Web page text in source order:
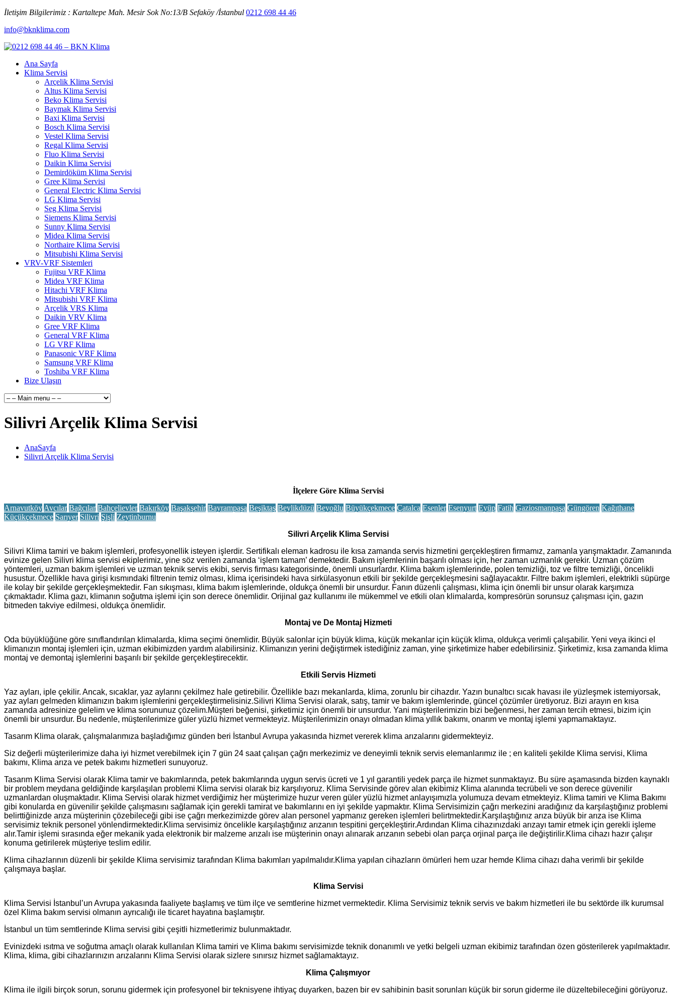
İletişim Bilgilerimiz : Kartaltepe Mah. Mesir Sok No:13/B Sefaköy /İstanbul 0212 698 44 46
info@bknklima.com
Ana Sayfa
Klima Servisi
Arçelik Klima Servisi
Altus Klima Servisi
Beko Klima Servisi
Baymak Klima Servisi
Baxi Klima Servisi
Bosch Klima Servisi
Vestel Klima Servisi
Regal Klima Servisi
Fluo Klima Servisi
Daikin Klima Servisi
Demirdöküm Klima Servisi
Gree Klima Servisi
General Electric Klima Servisi
LG Klima Servisi
Seg Klima Servisi
Siemens Klima Servisi
Sunny Klima Servisi
Midea Klima Servisi
Northaire Klima Servisi
Mitsubishi Klima Servisi
VRV-VRF Sistemleri
Fujitsu VRF Klima
Midea VRF Klima
Hitachi VRF Klima
Mitsubishi VRF Klima
Arçelik VRS Klima
Daikin VRV Klima
Gree VRF Klima
General VRF Klima
LG VRF Klima
Panasonic VRF Klima
Samsung VRF Klima
Toshiba VRF Klima
Bize Ulaşın
Silivri Arçelik Klima Servisi
AnaSayfa
Silivri Arçelik Klima Servisi
İlçelere Göre Klima Servisi
Arnavutköy Avcılar Bağcılar Bahçelievler Bakırköy Başakşehir Bayrampaşa Beşiktaş Beylikdüzü Beyoğlu Büyükçekmece Çatalca Esenler Esenyurt Eyüp Fatih Gaziosmanpaşa Güngören Kağıthane
Küçükçekmece Sarıyer Silivri Şişli Zeytinburnu
Silivri Arçelik Klima Servisi
Silivri Klima tamiri ve bakım işlemleri, profesyonellik isteyen işlerdir. Sertifikalı eleman kadrosu ile kısa zamanda servis hizmetini gerçekleştiren firmamız, zamanla yarışmaktadır. Zamanında
evinize gelen Silivri klima servisi ekiplerimiz, yine söz verilen zamanda ‘işlem tamam’ demektedir. Bakım işlemlerinin başarılı olması için, her zaman uzmanlık gerekir. Uzman çözüm
yöntemleri, uzman bakım işlemleri ve uzman teknik servis ekibi, servis firması kategorisinde, önemli unsurlardır. Klima bakım işlemlerinde, polen temizliği, toz ve filtre temizliği, öncelikli
husustur. Özellikle hava girişi kısmındaki filtrenin temiz olması, klima içerisindeki hava sirkülasyonun etkili bir şekilde gerçekleşmesini sağlayacaktır. Filtre bakım işlemleri, elektrikli süpürge
ile kolay bir şekilde gerçekleşmektedir. Fan sıkışması, klima bakım işlemlerinde, oldukça önemli bir unsurdur. Fanın düzenli çalışması, klima için önemli bir unsur olarak karşımıza
çıkmaktadır. Klima gazı, klimanın soğutma işlemi için son derece önemlidir. Orijinal gaz kullanımı ile mükemmel ve etkili olan klimalarda, kompresörün sorunsuz çalışması için, gazın
bitmeden takviye edilmesi, oldukça önemlidir.
Montaj ve De Montaj Hizmeti
Oda büyüklüğüne göre sınıflandırılan klimalarda, klima seçimi önemlidir. Büyük salonlar için büyük klima, küçük mekanlar için küçük klima, oldukça verimli çalışabilir. Yeni veya ikinci el
klimanızın montaj işlemleri için, uzman ekibimizden yardım alabilirsiniz. Klimanızın yerini değiştirmek istediğiniz zaman, yine şirketimize haber edebilirsiniz. Şirketimiz, kısa zamanda klima
montaj ve demontaj işlemlerini başarılı bir şekilde gerçekleştirecektir.
Etkili Servis Hizmeti
Yaz ayları, iple çekilir. Ancak, sıcaklar, yaz aylarını çekilmez hale getirebilir. Özellikle bazı mekanlarda, klima, zorunlu bir cihazdır. Yazın bunaltıcı sıcak havası ile yüzleşmek istemiyorsak,
yaz ayları gelmeden klimanızın bakım işlemlerini gerçekleştirmelisiniz.Silivri Klima Servisi olarak, satış, tamir ve bakım işlemlerinde, güncel çözümler üretiyoruz. Bizi arayın en kısa
zamanda adresinize gelelim ve klima sorununuz çözelim.Müşteri beğenisi, şirketimiz için önemli bir unsurdur. Yani müşterilerimizin bizi beğenmesi, her zaman tercih etmesi, bizim için
önemli bir unsurdur. Bu nedenle, müşterilerimize güler yüzlü hizmet vermekteyiz. Müşterilerimizin onayı olmadan klima yıllık bakımı, onarım ve montaj işlemi yapmamaktayız.
Tasarım Klima olarak, çalışmalarımıza başladığımız günden beri İstanbul Avrupa yakasında hizmet vererek klima arızalarını gidermekteyiz.
Siz değerli müşterilerimize daha iyi hizmet verebilmek için 7 gün 24 saat çalışan çağrı merkezimiz ve deneyimli teknik servis elemanlarımız ile ; en kaliteli şekilde Klima servisi, Klima
bakımı, Klima arıza ve petek bakımı hizmetleri sunuyoruz.
Tasarım Klima Servisi olarak Klima tamir ve bakımlarında, petek bakımlarında uygun servis ücreti ve 1 yıl garantili yedek parça ile hizmet sunmaktayız. Bu süre aşamasında bizden kaynaklı
bir problem meydana geldiğinde karşılaşılan problemi Klima servisi olarak biz karşılıyoruz. Klima Servisinde görev alan ekibimiz Klima alanında tecrübeli ve son derece güvenilir
uzmanlardan oluşmaktadır. Klima Servisi olarak hizmet verdiğimiz her müşterimize huzur veren güler yüzlü hizmet anlayışımızla yolumuza devam etmekteyiz. Klima tamiri ve Klima Bakımı
gibi konularda en güvenilir şekilde çalışmasını sağlamak için gerekli tamirat ve bakımlarını en iyi şekilde yapmaktır. Klima Servisimizin çağrı merkezini aradığınız da karşılaştığınız problemi
belirttiğinizde arıza müşterinin çözebileceği gibi ise çağrı merkezimizde görev alan personel yapmanız gereken işlemleri belirtmektedir.Karşılaştığınız arıza büyük bir arıza ise Klima
servisimiz teknik personel yönlendirmektedir.Klima servisimiz öncelikle karşılaştığınız arızanın tespitini gerçekleştirir.Ardından Klima cihazınızdaki arızayı tamir etmek için gerekli işleme
alır.Tamir işlemi sırasında eğer mekanik yada elektronik bir malzeme arızalı ise müşterinin onayı alınarak arızanın sebebi olan parça orjinal parça ile değiştirilir.Klima cihazı hazır çalışır
konuma getirilerek müşteriye teslim edilir.
Klima cihazlarının düzenli bir şekilde Klima servisimiz tarafından Klima bakımları yapılmalıdır.Klima yapılan cihazların ömürleri hem uzar hemde Klima cihazı daha verimli bir şekilde
çalışmaya başlar.
Klima Servisi
Klima Servisi İstanbul’un Avrupa yakasında faaliyete başlamış ve tüm ilçe ve semtlerine hizmet vermektedir. Klima Servisimiz teknik servis ve bakım hizmetleri ile bu sektörde ilk kurumsal
özel Klima bakım servisi olmanın ayrıcalığı ile ticaret hayatına başlamıştır.
İstanbul un tüm semtlerinde Klima servisi gibi çeşitli hizmetlerimiz bulunmaktadır.
Evinizdeki ısıtma ve soğutma amaçlı olarak kullanılan Klima tamiri ve Klima bakımı servisimizde teknik donanımlı ve yetki belgeli uzman ekibimiz tarafından özen gösterilerek yapılmaktadır.
Klima, klima, gibi cihazlarınızın arızalarını Klima Servisi olarak sizlere sınırsız hizmet sağlamaktayız.
Klima Çalışmıyor
Klima ile ilgili birçok sorun, sorunu gidermek için profesyonel bir teknisyene ihtiyaç duyarken, bazen bir ev sahibinin basit sorunları küçük bir sorun giderme ile düzeltebileceğini görüyoruz.